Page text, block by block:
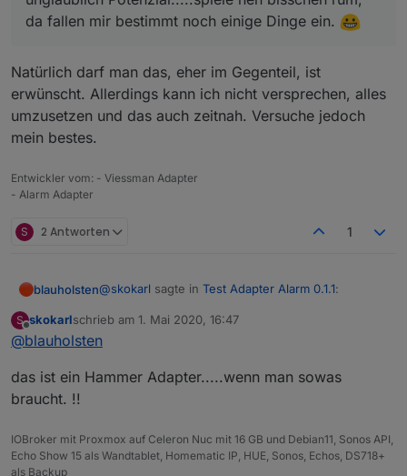
da fallen mir bestimmt noch einige Dinge ein.
Natürlich darf man das, eher im Gegenteil, ist
erwünscht. Allerdings kann ich nicht versprechen, alles
umzusetzen und das auch zeitnah. Versuche jedoch
mein bestes.
Entwickler vom: - Viessman Adapter
- Alarm Adapter
S 2 Antworten 1
blauholsten@skokarl sagte in Test Adapter Alarm 0.1.1:
Darf man noch Wünsche anmelden, der
Adapter hat unglaublich Potenzial.....spiele
Natürlich darf man das, eher im Gegenteil, ist
erwünscht. Allerdings kann ich nicht versprechen,
S
Offline
skokarlschrieb am 1. Mai 2020, 16:47
zuletzt editiert von
@blauholsten
das ist ein Hammer Adapter.....wenn man sowas
braucht. !!
IOBroker mit Proxmox auf Celeron Nuc mit 16 GB und Debian11, Sonos API,
Echo Show 15 als Wandtablet, Homematic IP, HUE, Sonos, Echos, DS718+
als Backup